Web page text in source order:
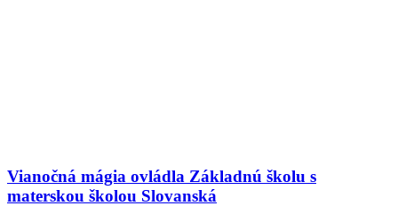
Vianočná mágia ovládla Základnú školu s
materskou školou Slovanská